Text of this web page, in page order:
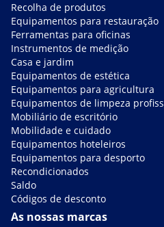
Recolha de produtos
Equipamentos para restauração
Ferramentas para oficinas
Instrumentos de medição
Casa e jardim
Equipamentos de estética
Equipamentos para agricultura
Equipamentos de limpeza
Mobiliário de escritório
Mobilidade e cuidado
Equipamentos hoteleiros
Equipamentos para desporto
Recondicionados
Saldo
Códigos de desconto
As nossas marcas